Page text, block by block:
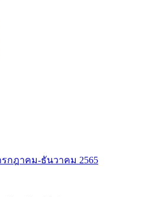
รกฎาคม-ธันวาคม 2565